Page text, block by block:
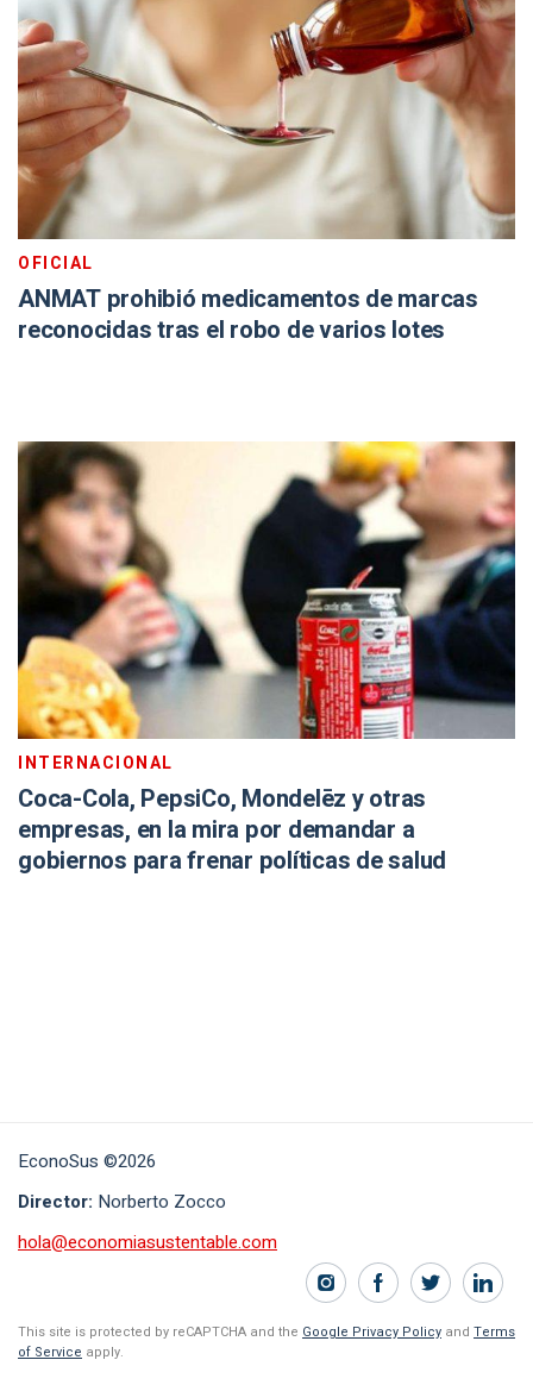
OFICIAL
ANMAT prohibió medicamentos de marcas
reconocidas tras el robo de varios lotes
INTERNACIONAL
Coca-Cola, PepsiCo, Mondelēz y otras
empresas, en la mira por demandar a
gobiernos para frenar políticas de salud
EconoSus ©2026
Director: Norberto Zocco
hola@economiasustentable.com
This site is protected by reCAPTCHA and the Google Privacy Policy and Terms
of Service apply.